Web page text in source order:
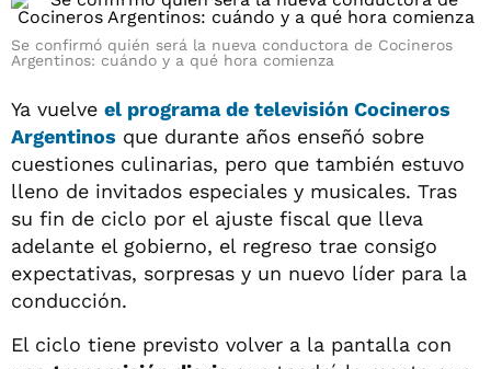
Se confirmó quién será la nueva conductora de Cocineros
Argentinos: cuándo y a qué hora comienza
Ya vuelve el programa de televisión Cocineros
Argentinos que durante años enseñó sobre
cuestiones culinarias, pero que también estuvo
lleno de invitados especiales y musicales. Tras
su fin de ciclo por el ajuste fiscal que lleva
adelante el gobierno, el regreso trae consigo
expectativas, sorpresas y un nuevo líder para la
conducción.
El ciclo tiene previsto volver a la pantalla con